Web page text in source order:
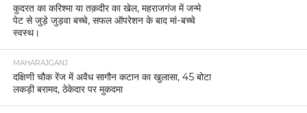
कुदरत का करिश्मा या तक़दीर का खेल, महराजगंज में जन्मे
पेट से जुड़े जुड़वा बच्चे, सफल ऑपरेशन के बाद मां-बच्चे
स्वस्थ।
MAHARAJGANJ
दक्षिणी चौक रेंज में अवैध सागौन कटान का खुलासा, 45 बोटा
लकड़ी बरामद, ठेकेदार पर मुकदमा